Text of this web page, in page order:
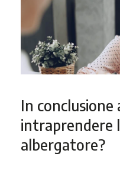
In conclusione
intraprendere
albergatore?